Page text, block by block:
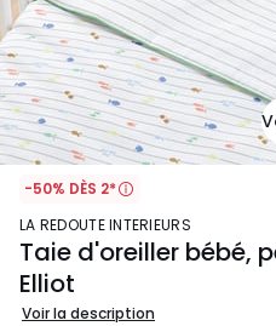
-50% DÈS 2*
LA REDOUTE INTERIEURS
Taie d'oreiller bébé,
Elliot
Voir la description